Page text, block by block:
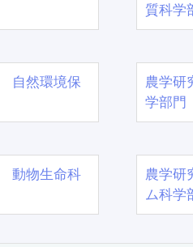
質科学
自然環境保
農学
学部門
動物生命科
農学
ム科学